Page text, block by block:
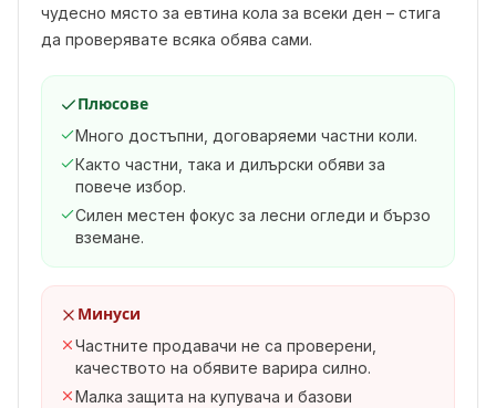
чудесно място за евтина кола за всеки ден – стига
да проверявате всяка обява сами.
Плюсове
Много достъпни, договаряеми частни коли.
Както частни, така и дилърски обяви за
повече избор.
Силен местен фокус за лесни огледи и бързо
вземане.
Минуси
Частните продавачи не са проверени,
качеството на обявите варира силно.
Малка защита на купувача и базови